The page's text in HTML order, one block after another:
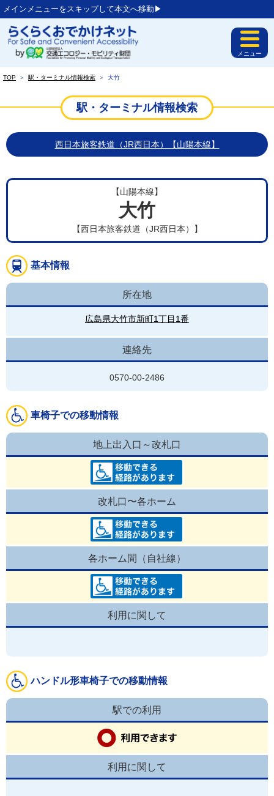
メインメニューをスキップして本文へ移動▶︎
メニュー
TOP ＞ 駅・ターミナル情報検索 ＞ 大竹
駅・ターミナル情報検索
西日本旅客鉄道（JR西日本）【山陽本線】
【山陽本線】
大竹
【西日本旅客鉄道（JR西日本）】
基本情報
所在地
広島県大竹市新町1丁目1番
連絡先
0570-00-2486
車椅子での移動情報
地上出入口～改札口
改札口〜各ホーム
各ホーム間（自社線）
利用に関して
ハンドル形車椅子での移動情報
駅での利用
利用に関して